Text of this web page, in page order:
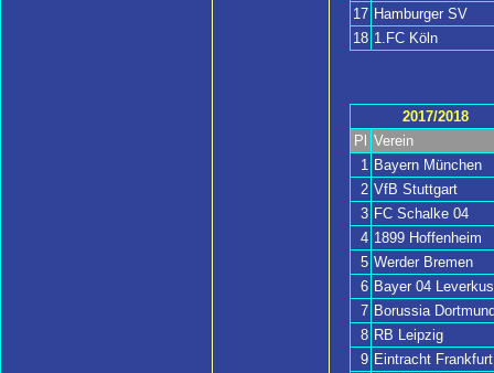
17 Hamburger SV
18 1.FC Köln
2017/2018
Pl Verein
1 Bayern München
2 VfB Stuttgart
3 FC Schalke 04
4 1899 Hoffenheim
5 Werder Bremen
6 Bayer 04
7 Borussia
8 RB Leipzig
9 Eintracht Frankfurt